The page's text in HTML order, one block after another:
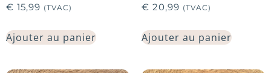
€ 15,99 (TVAC)
Ajouter au panier
€ 20,99 (TVAC)
Ajouter au panier